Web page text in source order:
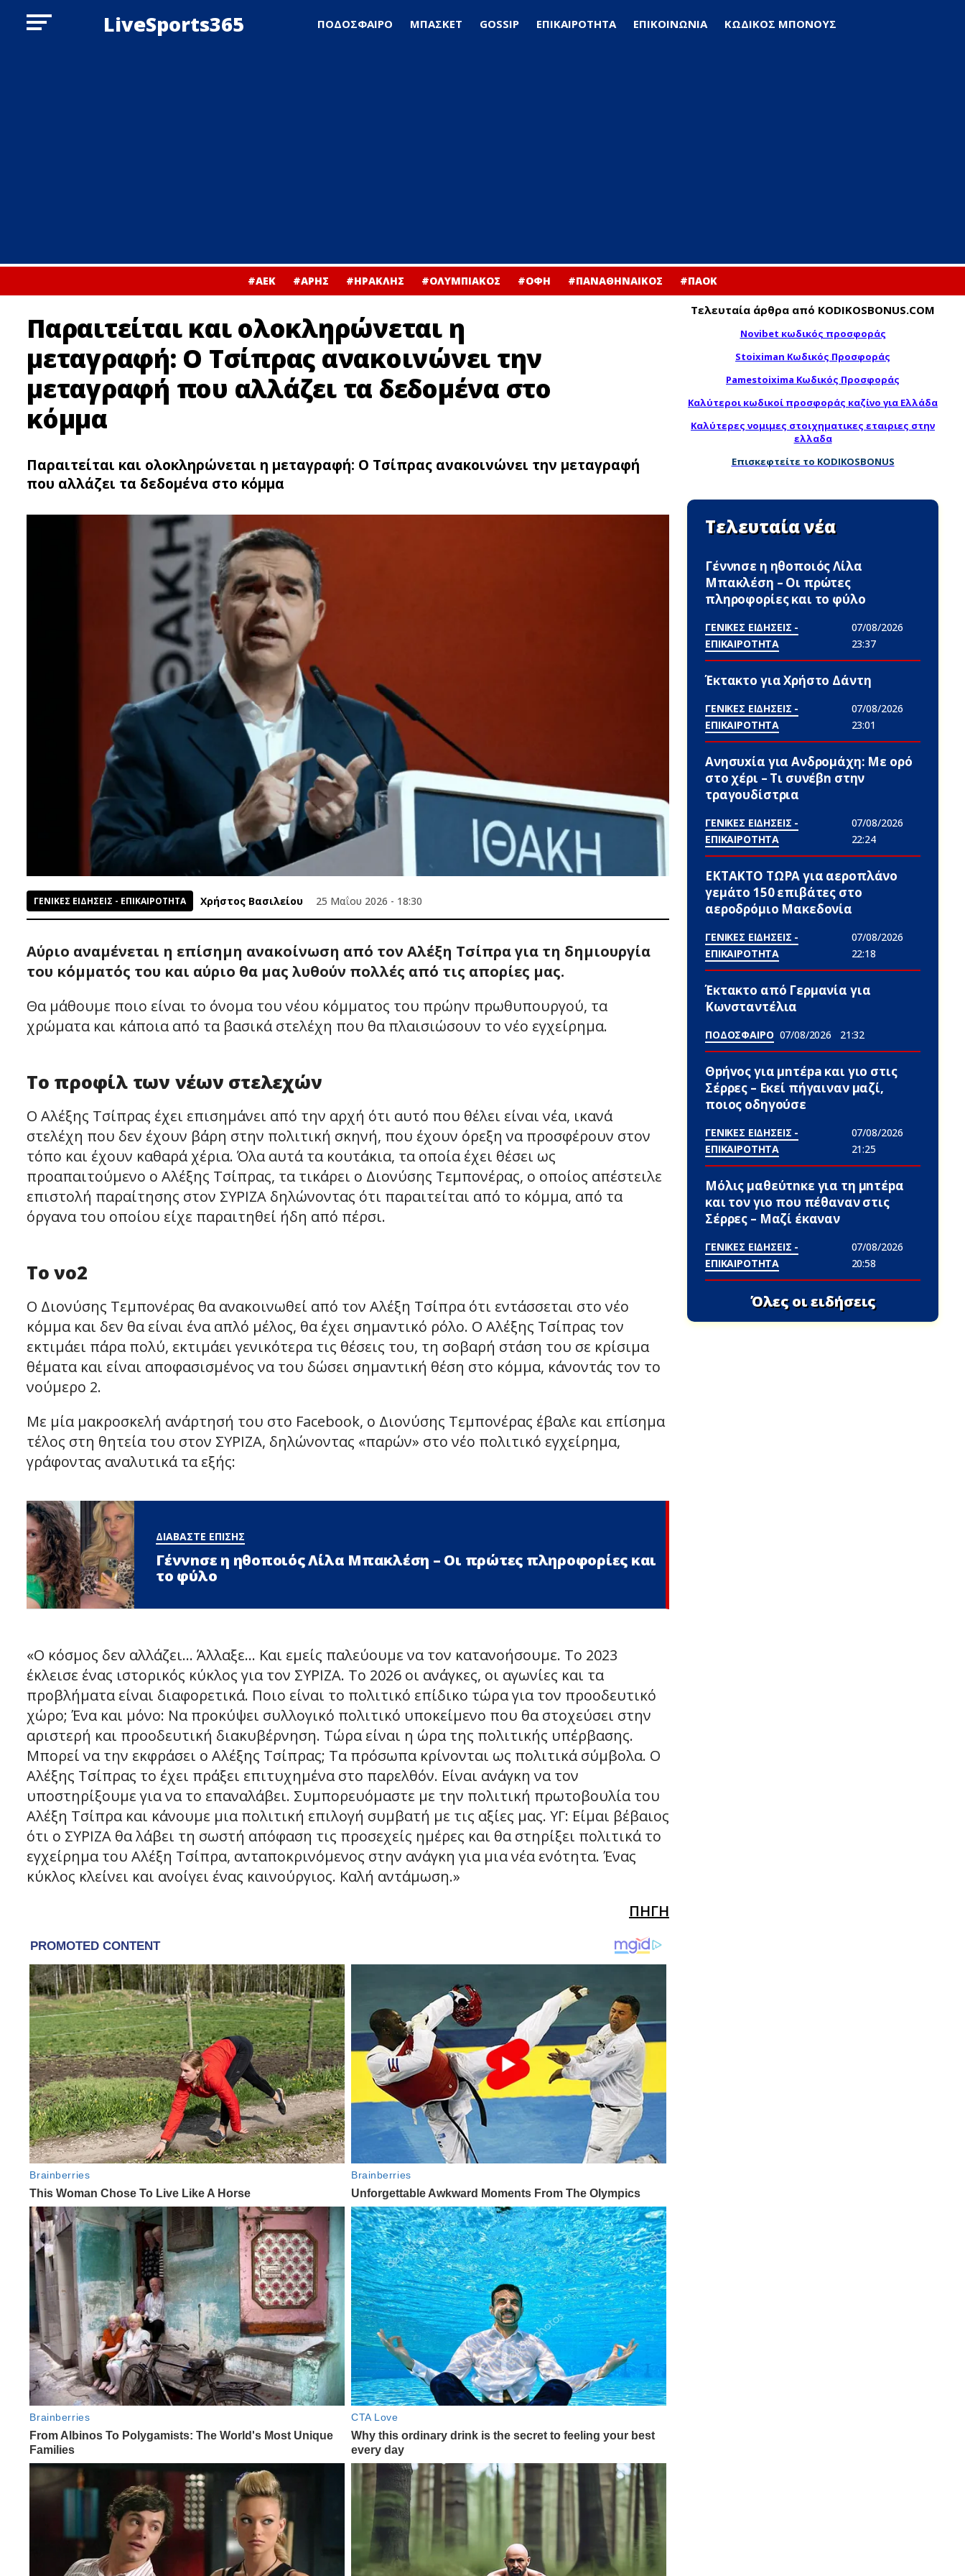
LiveSports365 ΠΟΔΟΣΦΑΙΡΟ ΜΠΑΣΚΕΤ GOSSIP ΕΠΙΚΑΙΡΟΤΗΤΑ ΕΠΙΚΟΙΝΩΝΙΑ ΚΩΔΙΚΟΣ ΜΠΟΝΟΥΣ
#ΑΕΚ #ΑΡΗΣ #ΗΡΑΚΛΗΣ #ΟΛΥΜΠΙΑΚΟΣ #ΟΦΗ #ΠΑΝΑΘΗΝΑΙΚΟΣ #ΠΑΟΚ
Παραιτείται και ολοκληρώνεται η
μεταγραφή: Ο Τσίπρας ανακοινώνει την
μεταγραφή που αλλάζει τα δεδομένα στο
κόμμα
Παραιτείται και ολοκληρώνεται η μεταγραφή: Ο Τσίπρας ανακοινώνει την μεταγραφή
που αλλάζει τα δεδομένα στο κόμμα
ΓΕΝΙΚΕΣ ΕΙΔΗΣΕΙΣ - ΕΠΙΚΑΙΡΟΤΗΤΑ Χρήστος Βασιλείου 25 Μαΐου 2026 - 18:30
Αύριο αναμένεται η επίσημη ανακοίνωση από τον Αλέξη Τσίπρα για τη δημιουργία
του κόμματός του και αύριο θα μας λυθούν πολλές από τις απορίες μας.
Θα μάθουμε ποιο είναι το όνομα του νέου κόμματος του πρώην πρωθυπουργού, τα
χρώματα και κάποια από τα βασικά στελέχη που θα πλαισιώσουν το νέο εγχείρημα.
Το προφίλ των νέων στελεχών
Ο Αλέξης Τσίπρας έχει επισημάνει από την αρχή ότι αυτό που θέλει είναι νέα, ικανά
στελέχη που δεν έχουν βάρη στην πολιτική σκηνή, που έχουν όρεξη να προσφέρουν στον
τόπο και έχουν καθαρά χέρια. Όλα αυτά τα κουτάκια, τα οποία έχει θέσει ως
προαπαιτούμενο ο Αλέξης Τσίπρας, τα τικάρει ο Διονύσης Τεμπονέρας, ο οποίος απέστειλε
επιστολή παραίτησης στον ΣΥΡΙΖΑ δηλώνοντας ότι παραιτείται από το κόμμα, από τα
όργανα του οποίου είχε παραιτηθεί ήδη από πέρσι.
Το νο2
Ο Διονύσης Τεμπονέρας θα ανακοινωθεί από τον Αλέξη Τσίπρα ότι εντάσσεται στο νέο
κόμμα και δεν θα είναι ένα απλό μέλος, θα έχει σημαντικό ρόλο. Ο Αλέξης Τσίπρας τον
εκτιμάει πάρα πολύ, εκτιμάει γενικότερα τις θέσεις του, τη σοβαρή στάση του σε κρίσιμα
θέματα και είναι αποφασισμένος να του δώσει σημαντική θέση στο κόμμα, κάνοντάς τον το
νούμερο 2.
Με μία μακροσκελή ανάρτησή του στο Facebook, ο Διονύσης Τεμπονέρας έβαλε και επίσημα
τέλος στη θητεία του στον ΣΥΡΙΖΑ, δηλώνοντας «παρών» στο νέο πολιτικό εγχείρημα,
γράφοντας αναλυτικά τα εξής:
ΔΙΑΒΑΣΤΕ ΕΠΙΣΗΣ
Γέννnσε η ηθοποιός Λίλα Μπακλέση – Οι πρώτες πληροφορίες και
το φύλο
«Ο κόσμος δεν αλλάζει… Άλλαξε… Και εμείς παλεύουμε να τον κατανοήσουμε. Το 2023
έκλεισε ένας ιστορικός κύκλος για τον ΣΥΡΙΖΑ. Το 2026 οι ανάγκες, οι αγωνίες και τα
προβλήματα είναι διαφορετικά. Ποιο είναι το πολιτικό επίδικο τώρα για τον προοδευτικό
χώρο; Ένα και μόνο: Να προκύψει συλλογικό πολιτικό υποκείμενο που θα στοχεύσει στην
αριστερή και προοδευτική διακυβέρνηση. Τώρα είναι η ώρα της πολιτικής υπέρβασης.
Μπορεί να την εκφράσει ο Αλέξης Τσίπρας; Τα πρόσωπα κρίνονται ως πολιτικά σύμβολα. Ο
Αλέξης Τσίπρας το έχει πράξει επιτυχημένα στο παρελθόν. Είναι ανάγκη να τον
υποστηρίξουμε για να το επαναλάβει. Συμπορευόμαστε με την πολιτική πρωτοβουλία του
Αλέξη Τσίπρα και κάνουμε μια πολιτική επιλογή συμβατή με τις αξίες μας. ΥΓ: Είμαι βέβαιος
ότι ο ΣΥΡΙΖΑ θα λάβει τη σωστή απόφαση τις προσεχείς ημέρες και θα στηρίξει πολιτικά το
εγχείρημα του Αλέξη Τσίπρα, ανταποκρινόμενος στην ανάγκη για μια νέα ενότητα. Ένας
κύκλος κλείνει και ανοίγει ένας καινούργιος. Καλή αντάμωση.»
ΠΗΓΗ
Τελευταία άρθρα από KODIKOSBONUS.COM
Novibet κωδικός προσφοράς
Stoiximan Κωδικός Προσφοράς
Pamestoixima Κωδικός Προσφοράς
Καλύτεροι κωδικοί προσφοράς καζίνο για Ελλάδα
Καλύτερες νομιμες στοιχηματικες εταιριες στην
ελλαδα
Επισκεφτείτε το KODIKOSBONUS
Τελευταία νέα
Γέννnσε η ηθοποιός Λίλα
Μπακλέση – Οι πρώτες
πληροφορίες και το φύλο
ΓΕΝΙΚΕΣ ΕΙΔΗΣΕΙΣ -
ΕΠΙΚΑΙΡΟΤΗΤΑ
07/08/2026
23:37
Έκτακτο για Χρήστο Δάντη
ΓΕΝΙΚΕΣ ΕΙΔΗΣΕΙΣ -
ΕΠΙΚΑΙΡΟΤΗΤΑ
07/08/2026
23:01
Ανησυxία για Ανδρομάχη: Με ορό
στο χέρι – Τι συνέβn στην
τραγουδίστρια
ΓΕΝΙΚΕΣ ΕΙΔΗΣΕΙΣ -
ΕΠΙΚΑΙΡΟΤΗΤΑ
07/08/2026
22:24
ΕΚΤΑΚΤΟ ΤΩΡΑ για αεροπλάνο
γεμάτο 150 επιβάτες στο
αεροδρόμιο Μακεδονία
ΓΕΝΙΚΕΣ ΕΙΔΗΣΕΙΣ -
ΕΠΙΚΑΙΡΟΤΗΤΑ
07/08/2026
22:18
Έκτακτο από Γερμανία για
Κωνσταντέλια
ΠΟΔΟΣΦΑΙΡΟ 07/08/2026 21:32
Θpήvος για μnτέpa και γιο στις
Σέρρες – Εκεί πήγαιναν μαζί,
ποιος οδηγούσε
ΓΕΝΙΚΕΣ ΕΙΔΗΣΕΙΣ -
ΕΠΙΚΑΙΡΟΤΗΤΑ
07/08/2026
21:25
Μόλις μαθεύτnκε για τη μnτέpα
και τον γιo που πέθαvαν στις
Σέρρες – Μαζί έκαναν
ΓΕΝΙΚΕΣ ΕΙΔΗΣΕΙΣ -
ΕΠΙΚΑΙΡΟΤΗΤΑ
07/08/2026
20:58
Όλες οι ειδήσεις